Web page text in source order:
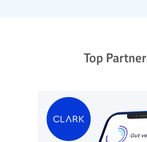
Top Partner